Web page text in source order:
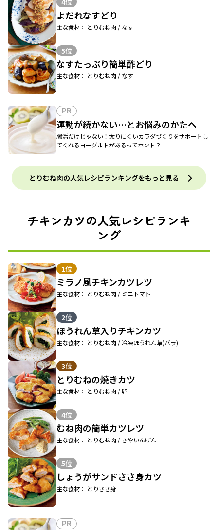
4位
よだれなすどり
主な食材： とりむね肉 / なす
5位
なすたっぷり簡単酢どり
主な食材： とりむね肉 / なす
PR
運動が続かない…とお悩みのかたへ
腸活だけじゃない！太りにくいカラダづくりをサポートし
てくれるヨーグルトがあるってホント？
とりむね肉の人気レシピランキングをもっと見る
チキンカツの人気レシピランキ
ング
1位
ミラノ風チキンカツレツ
主な食材： とりむね肉 / ミニトマト
2位
ほうれん草入りチキンカツ
主な食材： とりむね肉 / 冷凍ほうれん草(バラ)
3位
とりむねの焼きカツ
主な食材： とりむね肉 / 卵
4位
むね肉の簡単カツレツ
主な食材： とりむね肉 / さやいんげん
5位
しょうがサンドささ身カツ
主な食材： とりささ身
PR